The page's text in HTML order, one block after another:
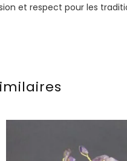
et respect pour les